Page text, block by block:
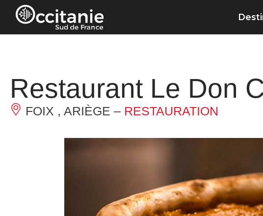
Panneau de gestion des cookies
Restaurant Le Don
FOIX , ARIÈGE – RESTAURATION